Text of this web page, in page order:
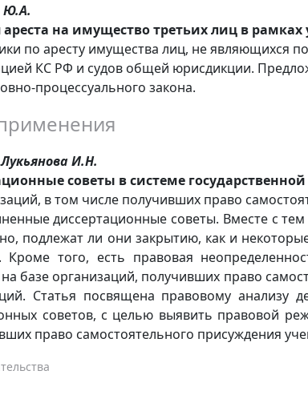
Ю.А.
на имущество третьих лиц в рамках
по аресту имущества лиц, не
КС РФ и судов общей юрисдикции.
процессуального закона.
И.Н.
советы в системе
в том числе получивших право
диссертационные советы. Вместе с
подлежат ли они закрытию, как и
Кроме того, есть правовая
базе организаций, получивших право
Статья посвящена правовому анализу
советов, с целью выявить правовой
право самостоятельного присуждения